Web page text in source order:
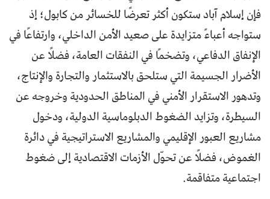
فإن إسلام آباد ستكون أكثر تعرضًا للخسائر من كابول؛ إذ
ستواجه أعباءً متزايدة على صعيد الأمن الداخلي، وارتفاعًا في
الإنفاق الدفاعي، وتضخمًا في النفقات العامة، فضلًا عن
الأضرار الجسيمة التي ستلحق بالاستثمار والتجارة والإنتاج،
وتدهور الاستقرار الأمني في المناطق الحدودية وخروجه عن
السيطرة، وتزايد الضغوط الدبلوماسية الدولية، ودخول
مشاريع العبور الإقليمي والمشاريع الاستراتيجية في دائرة
الغموض، فضلًا عن تحوّل الأزمات الاقتصادية إلى ضغوط
اجتماعية متفاقمة.